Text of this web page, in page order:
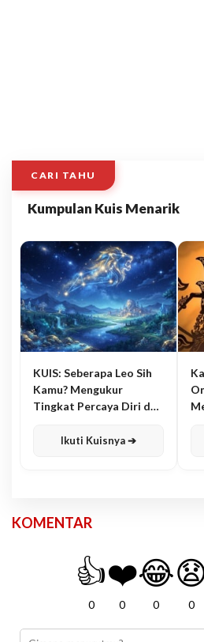
CARI TAHU
Kumpulan Kuis Menarik
KUIS: Seberapa Leo Sih
Kamu? Mengukur
Tingkat Percaya Diri dan
Ikuti Kuisnya ➔
KOMENTAR
👍
0
❤️
0
😂
0 0